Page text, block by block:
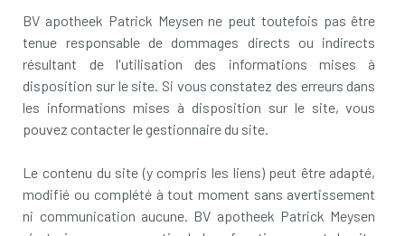
BV apotheek Patrick Meysen ne peut toutefois pas être
tenue responsable de dommages directs ou indirects
résultant de l'utilisation des informations mises à
disposition sur le site. Si vous constatez des erreurs dans
les informations mises à disposition sur le site, vous
pouvez contacter le gestionnaire du site.
Le contenu du site (y compris les liens) peut être adapté,
modifié ou complété à tout moment sans avertissement
ni communication aucune. BV apotheek Patrick Meysen